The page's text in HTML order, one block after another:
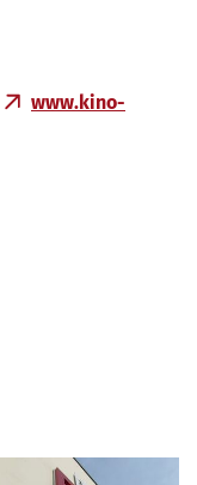
www.kino-